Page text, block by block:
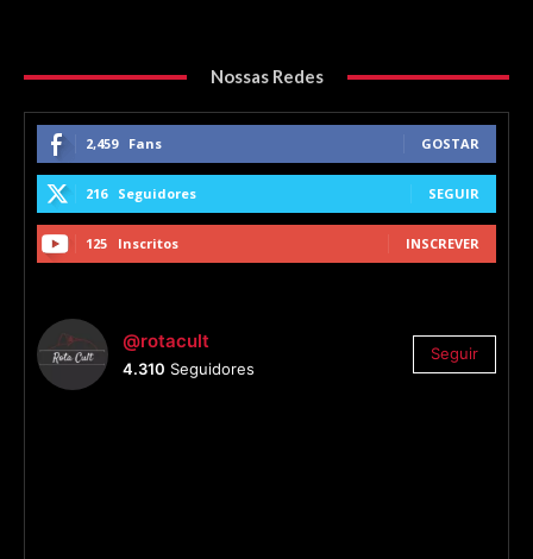
Nossas Redes
2,459 Fans GOSTAR
216 Seguidores SEGUIR
125 Inscritos INSCREVER
@rotacult
4.310 Seguidores
Seguir